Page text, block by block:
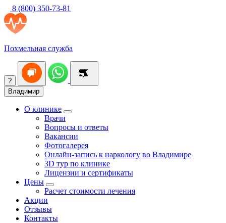
8 (800) 350-73-81
Похмельная служба
?
Владимир
О клинике
Врачи
Вопросы и ответы
Вакансии
Фотогалерея
Онлайн-запись к наркологу во Владимире
3D тур по клинике
Лицензии и сертификаты
Цены
Расчет стоимости лечения
Акции
Отзывы
Контакты